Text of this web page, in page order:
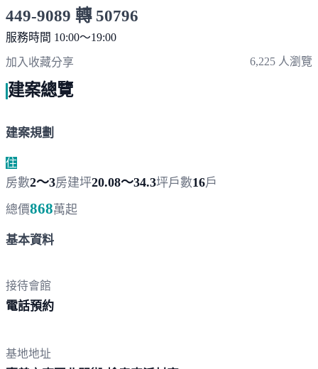
449-9089 轉 50796
服務時間 10:00～19:00
加入收藏分享 6,225 人瀏覽
建案總覽
建案規劃
住
房數2～3房建坪20.08～34.3坪戶數16戶
總價868萬起
基本資料
接待會館
電話預約
基地地址